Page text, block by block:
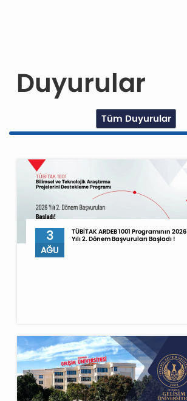
Duyurular
Tüm Duyurular
3
AĞU
TÜBİTAK ARDEB 1001 Programının 2026
Yılı 2. Dönem Başvuruları Başladı !